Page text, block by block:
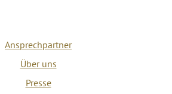
Ansprechpartner
Über uns
Presse